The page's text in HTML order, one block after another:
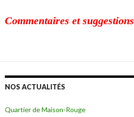
Commentaires et suggestions
NOS ACTUALITÉS
Quartier de Maison-Rouge